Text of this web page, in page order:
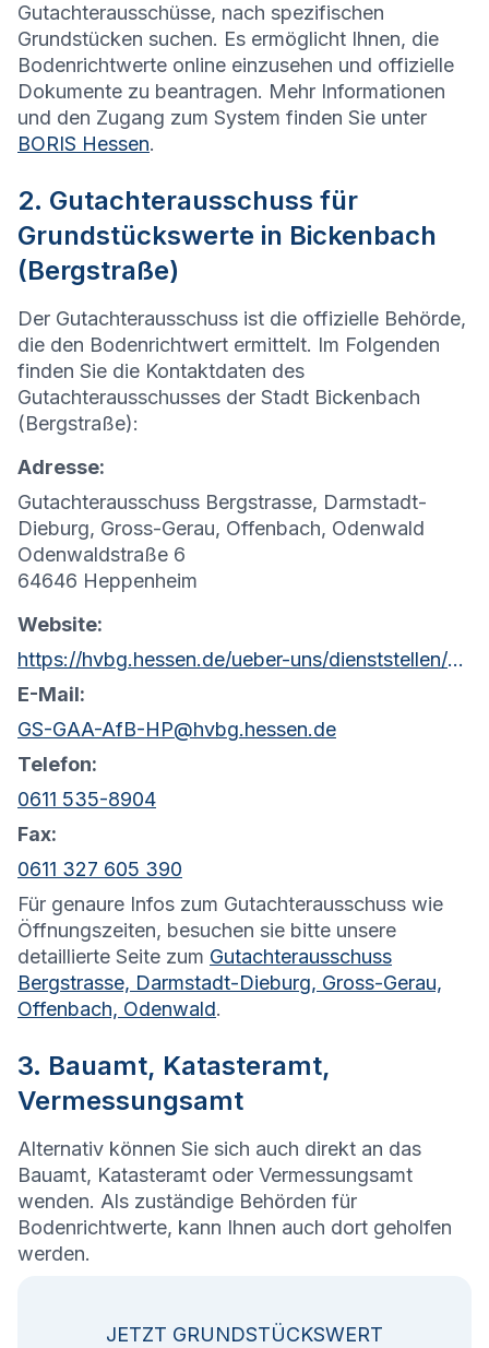
Gutachterausschüsse, nach spezifischen
Grundstücken suchen. Es ermöglicht Ihnen, die
Bodenrichtwerte online einzusehen und offizielle
Dokumente zu beantragen. Mehr Informationen
und den Zugang zum System finden Sie unter
BORIS Hessen.
2. Gutachterausschuss für
Grundstückswerte in Bickenbach
(Bergstraße)
Der Gutachterausschuss ist die offizielle Behörde,
die den Bodenrichtwert ermittelt. Im Folgenden
finden Sie die Kontaktdaten des
Gutachterausschusses der Stadt Bickenbach
(Bergstraße):
Adresse:
Gutachterausschuss Bergstrasse, Darmstadt-
Dieburg, Gross-Gerau, Offenbach, Odenwald
Odenwaldstraße 6
64646 Heppenheim
Website:
https://hvbg.hessen.de/ueber-uns/dienststellen/amt-fuer-bodenmanagement-heppenheim
E-Mail:
GS-GAA-AfB-HP@hvbg.hessen.de
Telefon:
0611 535-8904
Fax:
0611 327 605 390
Für genaure Infos zum Gutachterausschuss wie
Öffnungszeiten, besuchen sie bitte unsere
detaillierte Seite zum Gutachterausschuss
Bergstrasse, Darmstadt-Dieburg, Gross-Gerau,
Offenbach, Odenwald.
3. Bauamt, Katasteramt,
Vermessungsamt
Alternativ können Sie sich auch direkt an das
Bauamt, Katasteramt oder Vermessungsamt
wenden. Als zuständige Behörden für
Bodenrichtwerte, kann Ihnen auch dort geholfen
werden.
JETZT GRUNDSTÜCKSWERT